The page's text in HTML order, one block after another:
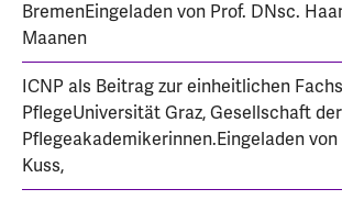
BremenEingeladen von Prof. DNsc.
Maanen
ICNP als Beitrag zur einheitlichen
PflegeUniversität Graz, Gesellschaft der
Pflegeakademikerinnen.Eingeladen von
Kuss,